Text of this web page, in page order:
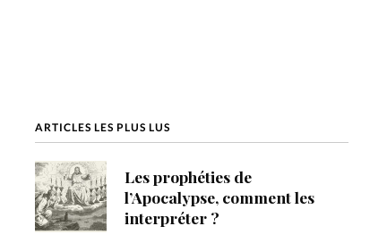
ARTICLES LES PLUS LUS
Les prophéties de
l’Apocalypse, comment les
interpréter ?